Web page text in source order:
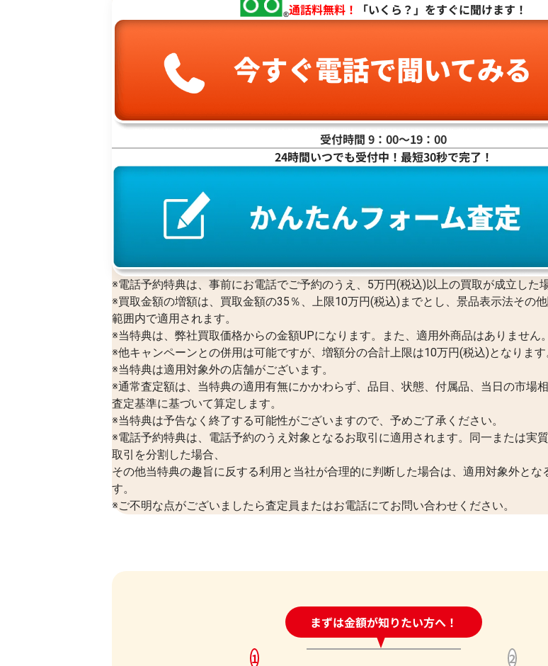
通話料無料！ 「いくら？」をすぐに聞けます！
受付時間 9：00〜19：00
24時間いつでも受付中！最短30秒で完了！
※電話予約特典は、事前にお電話でご予約のうえ、5万円(税込)以上の買取が成立した
※買取金額の増額は、買取金額の35％、上限10万円(税込)までとし、景品表示法その
範囲内で適用されます。
※当特典は、弊社買取価格からの金額UPになります。また、適用外商品はありません。
※他キャンペーンとの併用は可能ですが、増額分の合計上限は10万円(税込)となります
※当特典は適用対象外の店舗がございます。
※通常査定額は、当特典の適用有無にかかわらず、品目、状態、付属品、当日の市場
査定基準に基づいて算定します。
※当特典は予告なく終了する可能性がございますので、予めご了承ください。
※電話予約特典は、電話予約のうえ対象となるお取引に適用されます。同一または実質
取引を分割した場合、
その他当特典の趣旨に反する利用と当社が合理的に判断した場合は、適用対象外とな
す。
※ご不明な点がございましたら査定員またはお電話にてお問い合わせください。
まずは金額が知りたい方へ！
24時間受付中!問い合わせフォーム
1
2